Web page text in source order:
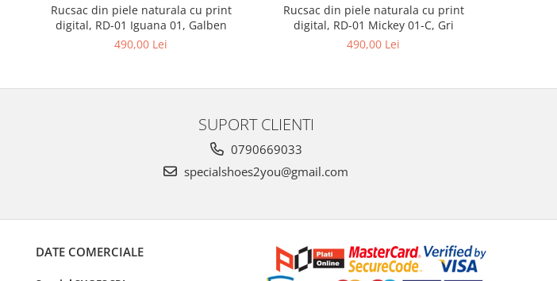
Rucsac din piele naturala cu print
digital, RD-01 Iguana 01, Galben
490,00 Lei
Rucsac din piele naturala cu print
digital, RD-01 Mickey 01-C, Gri
490,00 Lei
SUPORT CLIENTI
0790669033
specialshoes2you@gmail.com
DATE COMERCIALE